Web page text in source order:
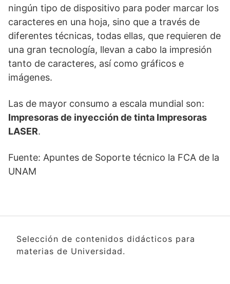
ningún tipo de dispositivo para poder marcar los
caracteres en una hoja, sino que a través de
diferentes técnicas, todas ellas, que requieren de
una gran tecnología, llevan a cabo la impresión
tanto de caracteres, así como gráficos e
imágenes.
Las de mayor consumo a escala mundial son:
Impresoras de inyección de tinta Impresoras
LASER.
Fuente: Apuntes de Soporte técnico la FCA de la
UNAM
Selección de contenidos didácticos para
materias de Universidad.